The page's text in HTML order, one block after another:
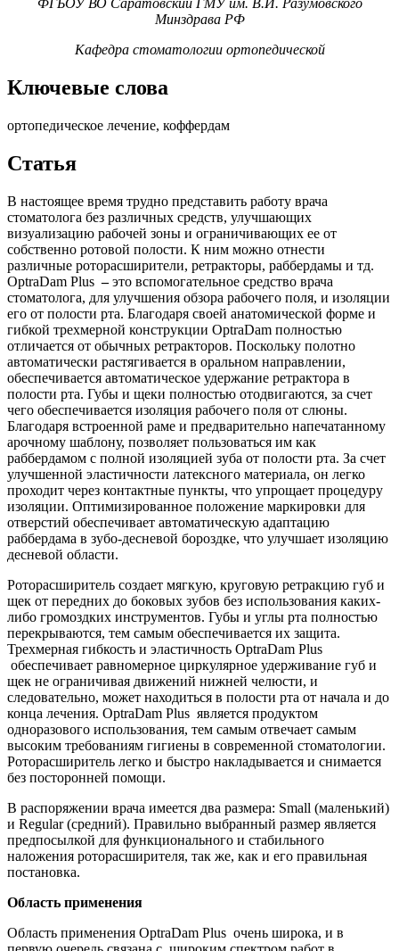
ФГБОУ ВО Саратовский ГМУ им. В.И. Разумовского
Минздрава РФ
Кафедра стоматологии ортопедической
Ключевые слова
ортопедическое лечение, коффердам
Статья
В настоящее время трудно представить работу врача
стоматолога без различных средств, улучшающих
визуализацию рабочей зоны и ограничивающих ее от
собственно ротовой полости. К ним можно отнести
различные роторасширители, ретракторы, раббердамы и тд.
OptraDam Plus –это вспомогательное средство врача
стоматолога, для улучшения обзора рабочего поля, и изоляции
его от полости рта. Благодаря своей анатомической форме и
гибкой трехмерной конструкции OptraDam полностью
отличается от обычных ретракторов. Поскольку полотно
автоматически растягивается в оральном направлении,
обеспечивается автоматическое удержание ретрактора в
полости рта. Губы и щеки полностью отодвигаются, за счет
чего обеспечивается изоляция рабочего поля от слюны.
Благодаря встроенной раме и предварительно напечатанному
арочному шаблону, позволяет пользоваться им как
раббердамом с полной изоляцией зуба от полости рта. За счет
улучшенной эластичности латексного материала, он легко
проходит через контактные пункты, что упрощает процедуру
изоляции. Оптимизированное положение маркировки для
отверстий обеспечивает автоматическую адаптацию
раббердама в зубо-десневой бороздке, что улучшает изоляцию
десневой области.
Роторасширитель создает мягкую, круговую ретракцию губ и
щек от передних до боковых зубов без использования каких-
либо громоздких инструментов. Губы и углы рта полностью
перекрываются, тем самым обеспечивается их защита.
Трехмерная гибкость и эластичность OptraDam Plus
обеспечивает равномерное циркулярное удерживание губ и
щек не ограничивая движений нижней челюсти, и
следовательно, может находиться в полости рта от начала и до
конца лечения. OptraDam Plus является продуктом
одноразового использования, тем самым отвечает самым
высоким требованиям гигиены в современной стоматологии.
Роторасширитель легко и быстро накладывается и снимается
без посторонней помощи.
В распоряжении врача имеется два размера: Small (маленький)
и Regular (средний). Правильно выбранный размер является
предпосылкой для функционального и стабильного
наложения роторасширителя, так же, как и его правильная
постановка.
Область применения
Область применения OptraDam Plus очень широка, и в